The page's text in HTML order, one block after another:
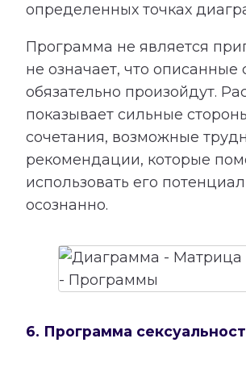
определенных точках
Программа не является
не означает, что описанные
обязательно произойдут.
показывает сильные
сочетания, возможные
рекомендации, которые
использовать его
осознанно.
6. Программа